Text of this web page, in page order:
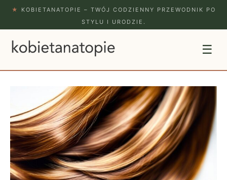
★
KOBIETANATOPIE – TWÓJ CODZIENNY PRZEWODNIK PO
STYLU I URODZIE.
☰